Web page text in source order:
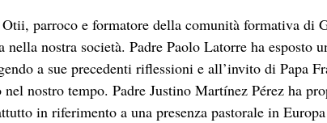
Otii, parroco e formatore della comunità formativa di
nella nostra società. Padre Paolo Latorre ha esposto
a sue precedenti riflessioni e all’invito di Papa
nel nostro tempo. Padre Justino Martínez Pérez ha
in riferimento a una presenza pastorale in